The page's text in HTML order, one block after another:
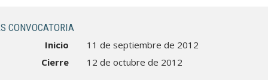
CONVOCATORIA
Inicio
11 de septiembre de 2012
Cierre
12 de octubre de 2012